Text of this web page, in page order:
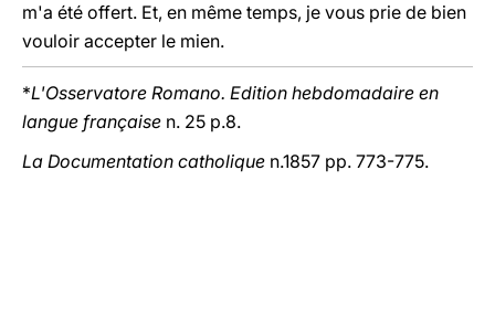
m'a été offert. Et, en même temps, je vous prie de bien
vouloir accepter le mien.
*L'Osservatore Romano. Edition hebdomadaire en
langue française n. 25 p.8.
La Documentation catholique n.1857 pp. 773-775.